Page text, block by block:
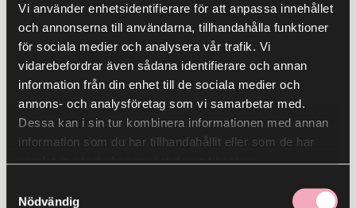
Vi använder enhetsidentifierare för att anpassa innehållet
och annonserna till användarna, tillhandahålla funktioner
för sociala medier och analysera vår trafik. Vi
vidarebefordrar även sådana identifierare och annan
information från din enhet till de sociala medier och
annons- och analysföretag som vi samarbetar med.
Dessa kan i sin tur kombinera informationen med annan
information som du har tillhandahållit eller som de har
samlat in när du har använt deras tjänster.
Nödvändig
Nattmat
’Ohana
Boston grill och bar
Lingonfabriken
McDonalds